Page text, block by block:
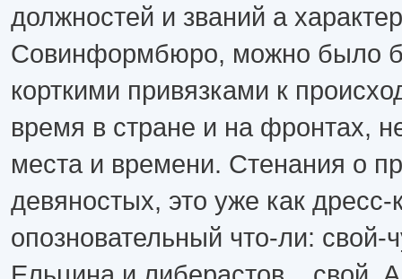
должностей и званий а
Совинформбюро, можно было
корткими привязками к
время в стране и на фронтах,
места и времени. Стенания о
девяностых, это уже как дресс-
опозновательный что-ли: свой-